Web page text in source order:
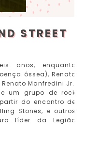
STREET
anos, enquanto
óssea), Renato
Manfredini Jr.,
um grupo de rock
do encontro de
Stones, e outros
líder da Legião